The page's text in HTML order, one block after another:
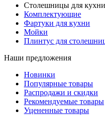
Столешницы для кухни
Комплектующие
Фартуки для кухни
Мойки
Плинтус для
Наши предложения
Новинки
Популярные товары
Распродажи и скидки
Рекомендуемые товары
Уцененные товары